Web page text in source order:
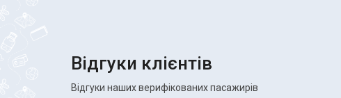
Відгуки клієнтів
Відгуки наших верифікованих пасажирів